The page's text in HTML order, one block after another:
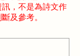
，不是為詩文作
及參考。